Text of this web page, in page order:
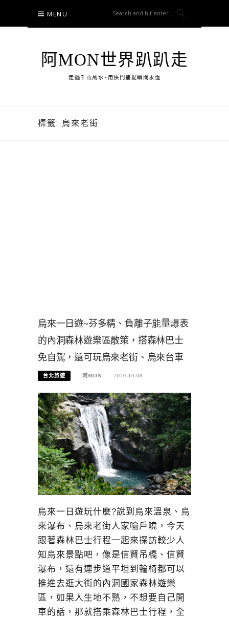
content
MENU
阿MON世界趴趴走
走遍千山萬水~用快門捕捉瞬間永恆
標籤: 烏來老街
烏來一日遊~芬多精、負離子能量爆表
的內洞森林遊樂區散策，搭森林巴士
免自駕，還可玩烏來老街、烏來台車
台北旅遊 阿MON 2020-10-08
烏來一日遊玩什麼?說到烏來溫泉、烏
來瀑布、烏來老街人家喻戶曉，今天
跟著森林巴士行程一起來探訪較少人
知烏來景點吧，像是信賢吊橋、信賢
瀑布，還有連步道平坦到輪椅都可以
推進去逛大街的內洞國家森林遊樂
區，如果人生地不熟，不想要自己開
車的話，那就搭乘森林巴士行程，全